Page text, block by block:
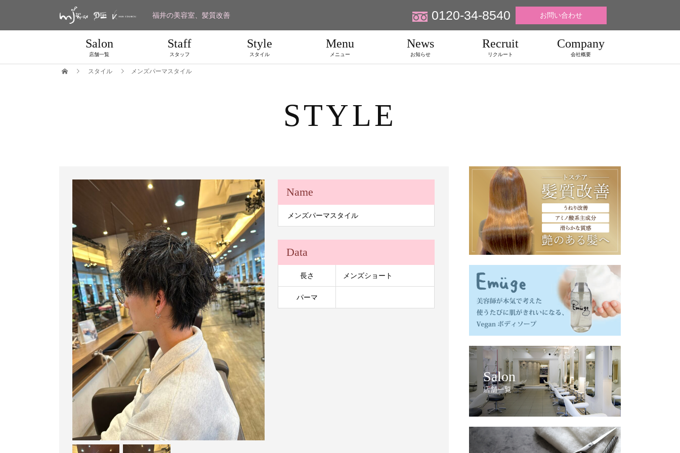
福井の美容室、髪質改善 0120-34-8540 お問い合わせ
Salon
店舗一覧
Staff
スタッフ
Style
スタイル
Menu
メニュー
News
お知らせ
Recruit
リクルート
Company
会社概要
スタイル メンズパーマスタイル
STYLE
Name
メンズパーマスタイル
Data
長さ メンズショート
パーマ
Salon
店舗一覧